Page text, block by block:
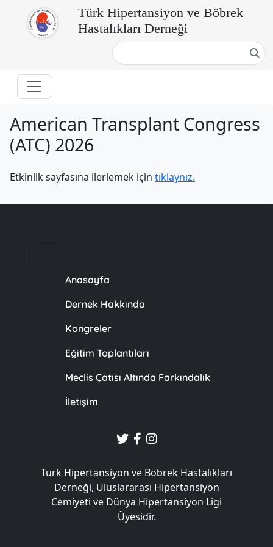
Türk Hipertansiyon ve Böbrek
Hastalıkları Derneği
American Transplant Congress
(ATC) 2026
Etkinlik sayfasına ilerlemek için tıklaynız.
Anasayfa
Dernek Hakkında
Kongreler
Eğitim Toplantıları
Meclis Çatısı Altında Farkındalık
İletişim
Türk Hipertansiyon ve Böbrek Hastalıkları
Derneği, Uluslararası Hipertansiyon
Cemiyeti ve Dünya Hipertansiyon Ligi
Üyesidir.